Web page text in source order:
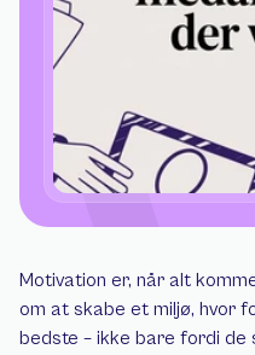
Motivation er, når alt
om at skabe et miljø, hvor
bedste – ikke bare fordi